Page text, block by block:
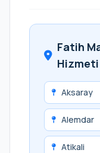
Fatih
Hizmeti
Aksaray
Alemdar
Atikali